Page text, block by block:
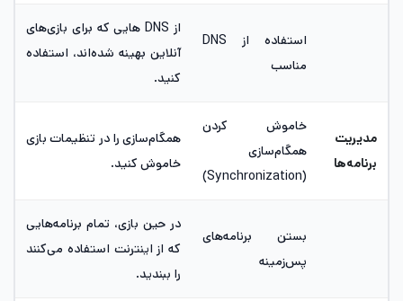
استفاده از DNS
مناسب
از DNS هایی که برای بازی‌های
آنلاین بهینه شده‌اند، استفاده
کنید.
مدیریت
برنامه‌ها
خاموش کردن
همگام‌سازی
(Synchronization)
همگام‌سازی را در تنظیمات بازی
خاموش کنید.
بستن برنامه‌های
پس‌زمینه
در حین بازی، تمام برنامه‌هایی
که از اینترنت استفاده می‌کنند
را ببندید.